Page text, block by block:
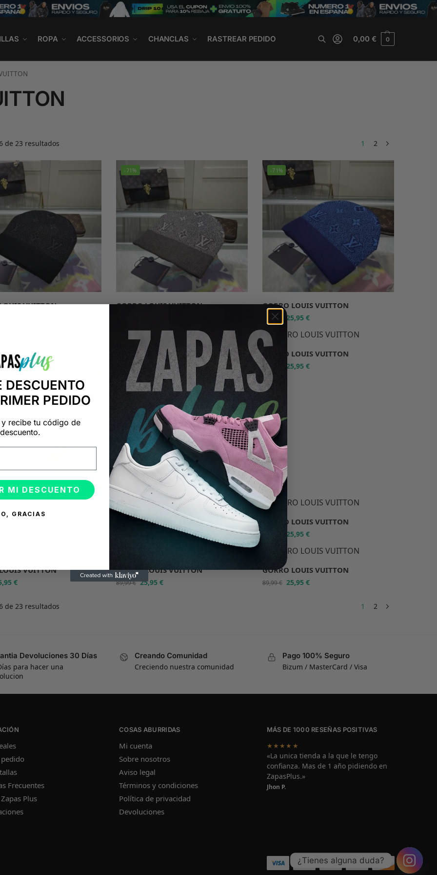
ROPA ACCESSORIOS CHANCLAS RASTREAR PEDIDO 0,00€ 0
de 23 resultados 1 2
VUITTON
-71%
GORRO LOUIS VUITTON
-71%
GORRO LOUIS VUITTON
89,99 25,95 €
VUITTON
€
-71%
GORRO LOUIS VUITTON
89,99 25,95€
-71%
GORRO LOUIS VUITTON
89,99 25,95 €
GORRO LOUIS VUITTON
-71%
GORRO LOUIS VUITTON
25,95 €
VUITTON
€
GORRO LOUIS VUITTON
89,99€ 25,95€
GORRO LOUIS VUITTON
89,99€ 25,95 €
de 23 resultados 1 2
Devoluciones 30 Días
para hacer una
Creando Comunidad
Creciendo nuestra comunidad
Pago 100% Seguro
Bizum / MasterCard / Visa
Frecuentes
Plus
COSAS ABURRIDAS
Mi cuenta
Sobre nosotros
Aviso legal
Términos y condiciones
Política de privacidad
Devoluciones
MÁS DE 1000 RESEÑAS POSITIVAS
★★★★★
«La unica tienda a la que le tengo
confianza. Mas de 1 año pidiendo en
ZapasPlus.»
Jhon P.
¿Tienes alguna duda?
DESCUENTO
PEDIDO
y recibe tu código de
descuento.
MI DESCUENTO
GRACIAS